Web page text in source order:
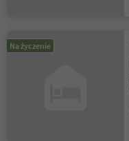
Na życzenie